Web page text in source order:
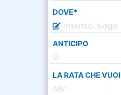
DOVE*
ANTICIPO
LA RATA CHE VUOI